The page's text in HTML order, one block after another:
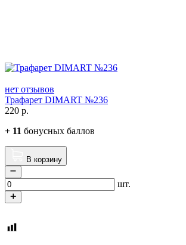
нет отзывов
Трафарет DIMART №236
220 р.
+ 11 бонусных баллов
В корзину
шт.